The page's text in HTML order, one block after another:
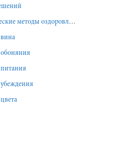
оздоровления и омоложения